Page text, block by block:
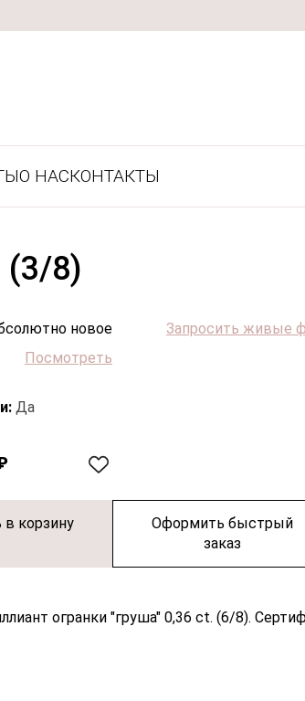
О НАСКОНТАКТЫ
(3/8)
новое
Посмотреть
Запросить живые
Да
корзину
Оформить быстрый
заказ
огранки "груша" 0,36 ct. (6/8).